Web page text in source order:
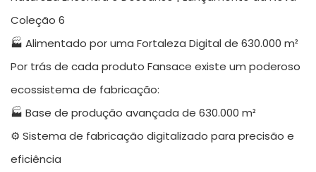
🏭 Alimentado por uma Fortaleza Digital de 630.000 m²
Por trás de cada produto Fansace existe um poderoso
ecossistema de fabricação:
🏭 Base de produção avançada de 630.000 m²
⚙️ Sistema de fabricação digitalizado para precisão e
eficiência